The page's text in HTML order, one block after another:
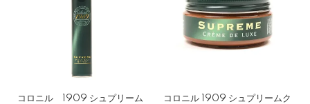
コロニル 1909 シュプリーム
コロニル 1909 シュプリームク